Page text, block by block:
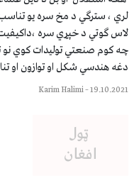
لري ، سترګي د مخ سره یو
لاس ګوتي د خپړي سره
چه کوم صنعتي تولیدات کوي نو
دغه هندسي شکل او توازون
19.10.2021
–
Karim Halimi